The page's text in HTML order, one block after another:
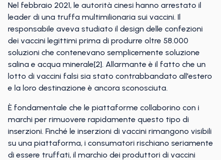
Nel febbraio 2021, le autorità cinesi hanno arrestato il
leader di una truffa multimilionaria sui vaccini. Il
responsabile aveva studiato il design delle confezioni
dei vaccini legittimi prima di produrre oltre 58.000
soluzioni che contenevano semplicemente soluzione
salina e acqua minerale[2]. Allarmante è il fatto che un
lotto di vaccini falsi sia stato contrabbandato all'estero
e la loro destinazione è ancora sconosciuta.
È fondamentale che le piattaforme collaborino con i
marchi per rimuovere rapidamente questo tipo di
inserzioni. Finché le inserzioni di vaccini rimangono visibili
su una piattaforma, i consumatori rischiano seriamente
di essere truffati, il marchio dei produttori di vaccini